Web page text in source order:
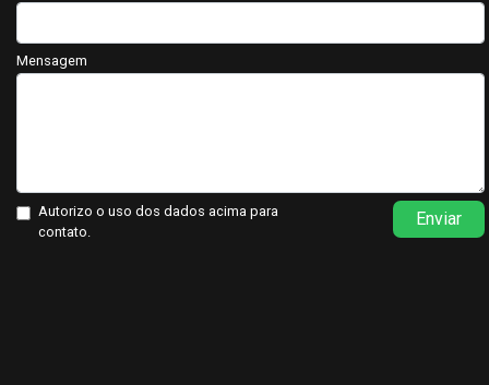
Mensagem
Autorizo o uso dos dados acima para
contato.
Enviar